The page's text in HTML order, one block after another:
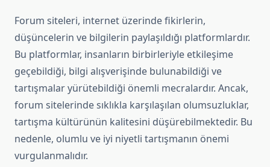
Forum siteleri, internet üzerinde fikirlerin,
düşüncelerin ve bilgilerin paylaşıldığı platformlardır.
Bu platformlar, insanların birbirleriyle etkileşime
geçebildiği, bilgi alışverişinde bulunabildiği ve
tartışmalar yürütebildiği önemli mecralardır. Ancak,
forum sitelerinde sıklıkla karşılaşılan olumsuzluklar,
tartışma kültürünün kalitesini düşürebilmektedir. Bu
nedenle, olumlu ve iyi niyetli tartışmanın önemi
vurgulanmalıdır.